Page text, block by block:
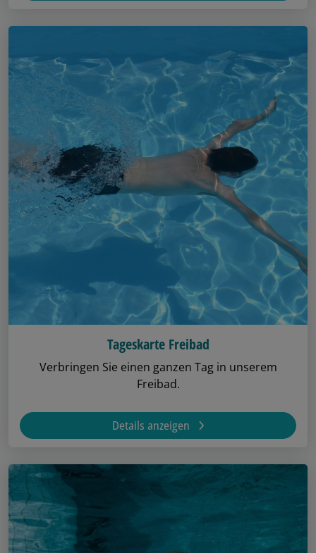
Tageskarte Freibad
Verbringen Sie einen ganzen Tag in unserem
Freibad.
Details anzeigen